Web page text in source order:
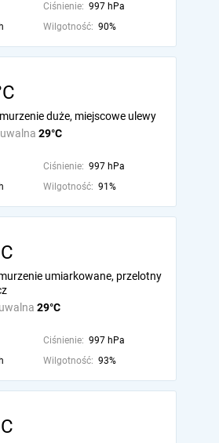
Ciśnienie: 997 hPa
Wilgotność: 90%
29°C
duże, miejscowe ulewy
Ciśnienie: 997 hPa
Wilgotność: 91%
29°C
umiarkowane, przelotny
Ciśnienie: 997 hPa
Wilgotność: 93%